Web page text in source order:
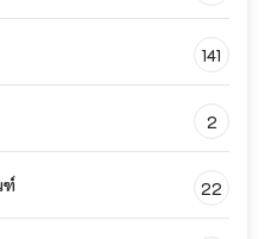
141
2
ฑ์ 22